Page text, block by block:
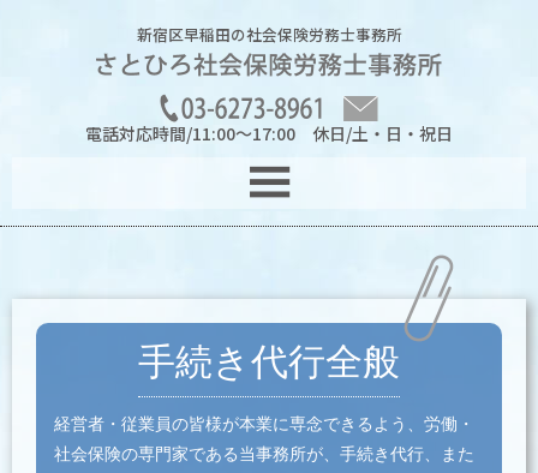
新宿区早稲田の社会保険労務士事務所
電話対応時間/11:00～17:00 休日/土・日・祝日
☰メ
ニ
ュ
手続き代行全般
経営者・従業員の皆様が本業に専念できるよう、労働・
社会保険の専門家である当事務所が、手続き代行、また